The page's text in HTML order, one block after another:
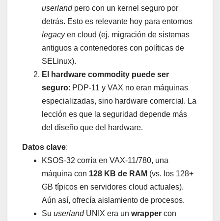
userlandpero con un kernel seguro por
detrás. Esto es relevante hoy para entornos
legacyen cloud (ej. migración de sistemas
antiguos a contenedores con políticas de
SELinux).
El hardware commodity puede ser
seguro: PDP-11 y VAX no eran máquinas
especializadas, sino hardware comercial. La
lección es que la seguridad depende más
del diseño que del hardware.
Datos clave:
KSOS-32 corría en VAX-11/780, una
máquina con 128 KB de RAM (vs. los 128+
GB típicos en servidores cloud actuales).
Aún así, ofrecía aislamiento de procesos.
Su userlandUNIX era un wrapper con